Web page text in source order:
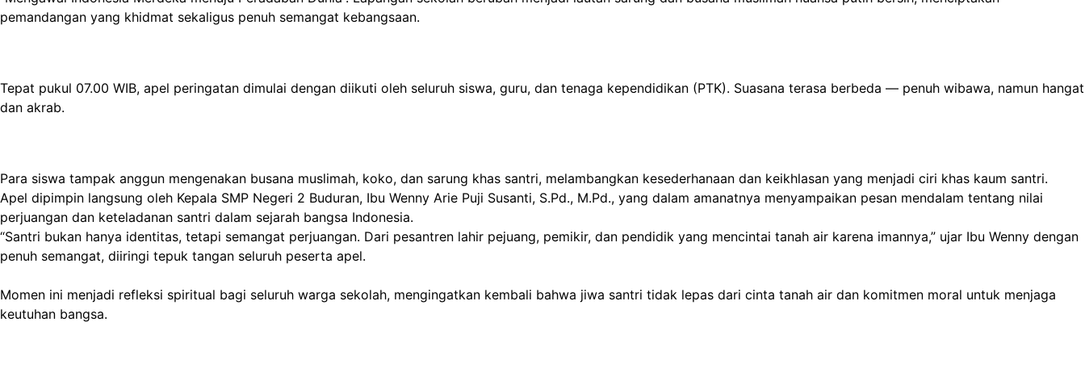
pemandangan yang khidmat sekaligus penuh semangat kebangsaan.
Tepat pukul 07.00 WIB, apel peringatan dimulai dengan diikuti oleh seluruh siswa, guru, dan tenaga kependidikan (PTK). Suasana terasa berbeda — penuh wibawa, namun hangat
dan akrab.
Para siswa tampak anggun mengenakan busana muslimah, koko, dan sarung khas santri, melambangkan kesederhanaan dan keikhlasan yang menjadi ciri khas kaum santri.
Apel dipimpin langsung oleh Kepala SMP Negeri 2 Buduran, Ibu Wenny Arie Puji Susanti, S.Pd., M.Pd., yang dalam amanatnya menyampaikan pesan mendalam tentang nilai
perjuangan dan keteladanan santri dalam sejarah bangsa Indonesia.
“Santri bukan hanya identitas, tetapi semangat perjuangan. Dari pesantren lahir pejuang, pemikir, dan pendidik yang mencintai tanah air karena imannya,” ujar Ibu Wenny dengan
penuh semangat, diiringi tepuk tangan seluruh peserta apel.
Momen ini menjadi refleksi spiritual bagi seluruh warga sekolah, mengingatkan kembali bahwa jiwa santri tidak lepas dari cinta tanah air dan komitmen moral untuk menjaga
keutuhan bangsa.